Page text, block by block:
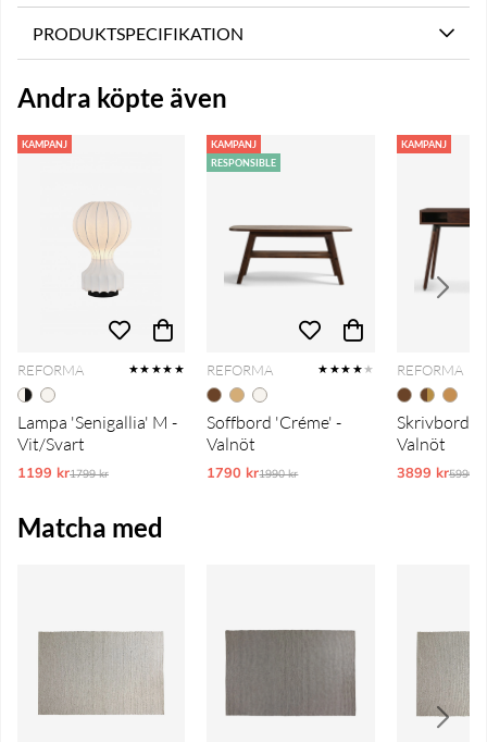
PRODUKTSPECIFIKATION
Andra köpte även
KAMPANJ
REFORMA ★★★★★
Lampa 'Senigallia' M -
Vit/Svart
1199 krOrdinarie pris:
1799 kr
KAMPANJ
RESPONSIBLE
REFORMA ★★★★★
Soffbord 'Créme' -
Valnöt
1790 krOrdinarie pris:
1990 kr
KAMPANJ
REFORMA
Skrivbord
Valnöt
3899 kr5990 kr
Matcha med